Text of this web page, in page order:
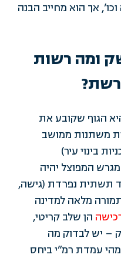
אך הוא מחייב הבנה
ומה רשות
הגוף שקובע את
משתנות ממושב
בינוי עיר)
המפוצל יהיה
תשתית נפרדת (גישה,
מלאה למדינה
הן שלב קריטי,
– יש לבדוק מה
עמדת רמ”י ביחס